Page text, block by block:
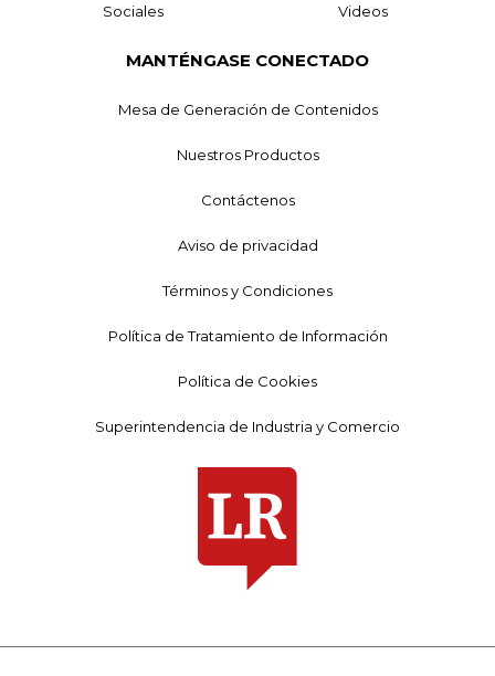
Sociales Videos
MANTÉNGASE CONECTADO
Mesa de Generación de Contenidos
Nuestros Productos
Contáctenos
Aviso de privacidad
Términos y Condiciones
Política de Tratamiento de Información
Política de Cookies
Superintendencia de Industria y Comercio